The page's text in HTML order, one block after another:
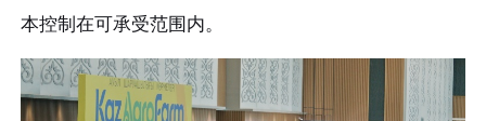
本控制在可承受范围内。